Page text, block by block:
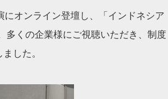
オンライン登壇し、「インドネシア
多くの企業様にご視聴いただき、制度
した。